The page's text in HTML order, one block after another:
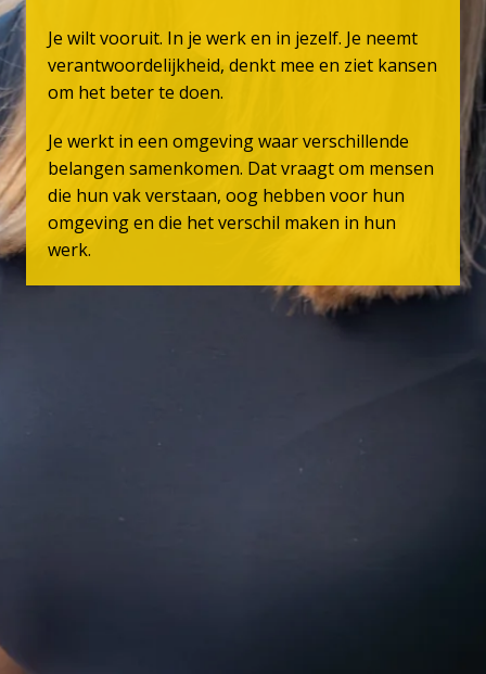
Je wilt vooruit. In je werk en in jezelf. Je neemt
verantwoordelijkheid, denkt mee en ziet kansen
om het beter te doen.
Je werkt in een omgeving waar verschillende
belangen samenkomen. Dat vraagt om mensen
die hun vak verstaan, oog hebben voor hun
omgeving en die het verschil maken in hun
werk.